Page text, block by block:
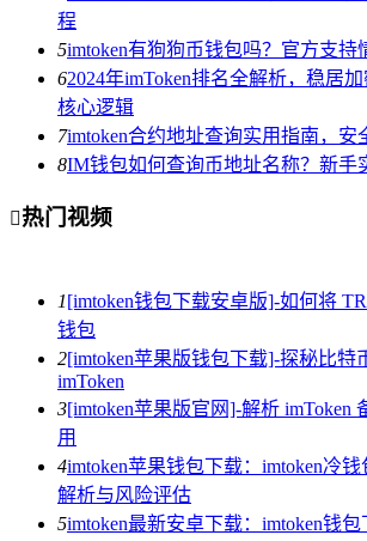
程
5imtoken有狗狗币钱包吗？官方支持
62024年imToken排名全解析，稳居
核心逻辑
7imtoken合约地址查询实用指南，安
8IM钱包如何查询币地址名称？新手
热门视频
1[imtoken钱包下载安卓版]-如何将
钱包
2[imtoken苹果版钱包下载]-探秘比特
imToken
3[imtoken苹果版官网]-解析 imToken
用
4imtoken苹果钱包下载：imtoken冷
解析与风险评估
5imtoken最新安卓下载：imtoken钱